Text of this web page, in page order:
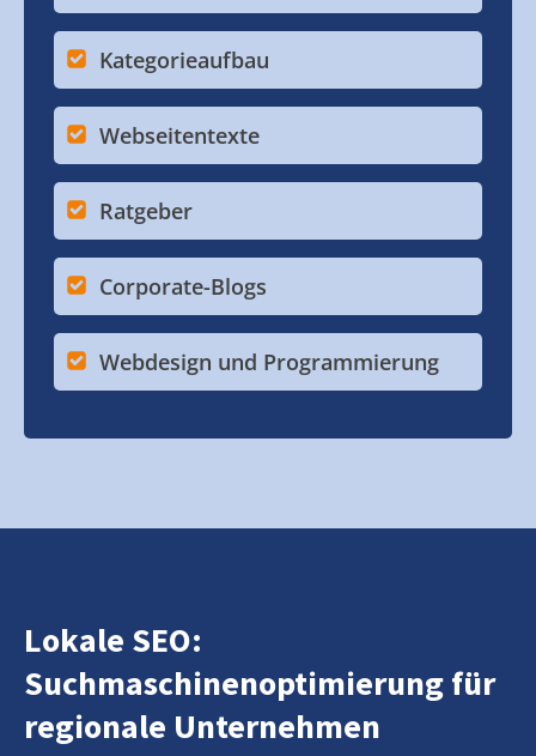
Kategorieaufbau
Webseitentexte
Ratgeber
Corporate-Blogs
Webdesign und Programmierung
Lokale SEO:
Suchmaschinenoptimierung für
regionale Unternehmen